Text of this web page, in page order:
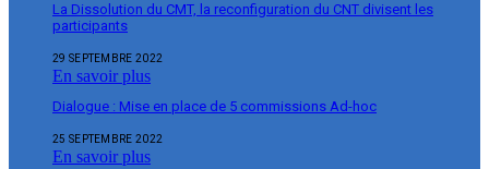
La Dissolution du CMT, la reconfiguration du CNT divisent les
participants
29 SEPTEMBRE 2022
En savoir plus
Dialogue : Mise en place de 5 commissions Ad-hoc
25 SEPTEMBRE 2022
En savoir plus